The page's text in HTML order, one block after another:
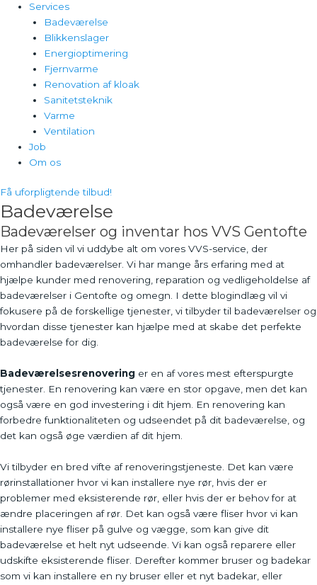
Services
Badeværelse
Blikkenslager
Energioptimering
Fjernvarme
Renovation af kloak
Sanitetsteknik
Varme
Ventilation
Job
Om os
Få uforpligtende tilbud!
Badeværelse
Badeværelser og inventar hos VVS Gentofte
Her på siden vil vi uddybe alt om vores VVS-service, der
omhandler badeværelser. Vi har mange års erfaring med at
hjælpe kunder med renovering, reparation og vedligeholdelse af
badeværelser i Gentofte og omegn. I dette blogindlæg vil vi
fokusere på de forskellige tjenester, vi tilbyder til badeværelser og
hvordan disse tjenester kan hjælpe med at skabe det perfekte
badeværelse for dig.
Badeværelsesrenovering er en af vores mest efterspurgte
tjenester. En renovering kan være en stor opgave, men det kan
også være en god investering i dit hjem. En renovering kan
forbedre funktionaliteten og udseendet på dit badeværelse, og
det kan også øge værdien af dit hjem.
Vi tilbyder en bred vifte af renoveringstjeneste. Det kan være
rørinstallationer hvor vi kan installere nye rør, hvis der er
problemer med eksisterende rør, eller hvis der er behov for at
ændre placeringen af rør. Det kan også være fliser hvor vi kan
installere nye fliser på gulve og vægge, som kan give dit
badeværelse et helt nyt udseende. Vi kan også reparere eller
udskifte eksisterende fliser. Derefter kommer bruser og badekar
som vi kan installere en ny bruser eller et nyt badekar, eller